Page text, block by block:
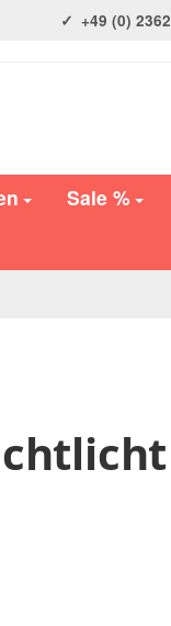
+49 (0)
Sale %